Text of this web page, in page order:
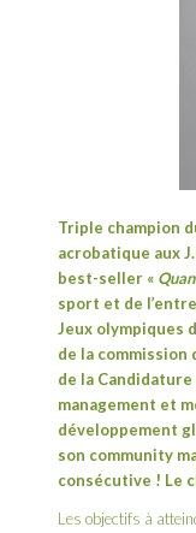
Triple champion
acrobatique aux
best-seller «
sport et de
Jeux olympiques
de la commission
de la
management et
développement
son community
consécutive ! Le
Les objectifs à